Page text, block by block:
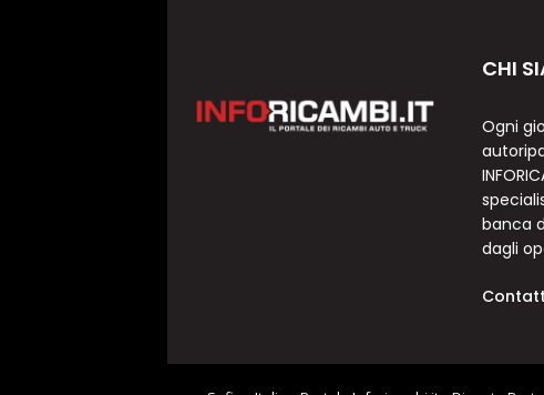
CHI
Ogni
banca
dagli